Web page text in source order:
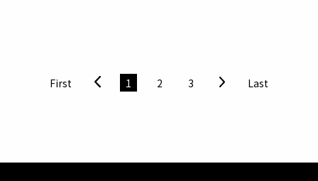
逮捕「襲擊我們珍視文化遺產」的兇手。據了解，數百名警
員正同步展開追查，試圖阻止贓物被分拆出售。目前
任，我們必須讓它變得更安全，並恢復公眾的信任。」
目標，失竊物包括珠寶、金塊及中國瓷器等高價文物。近期
案件包括利摩日的阿德里安杜布什國家博物館、巴黎自然史
公司進行夜間監控。館方目前已暫時閉館，警方正持續追查
First 1 2 3 Last